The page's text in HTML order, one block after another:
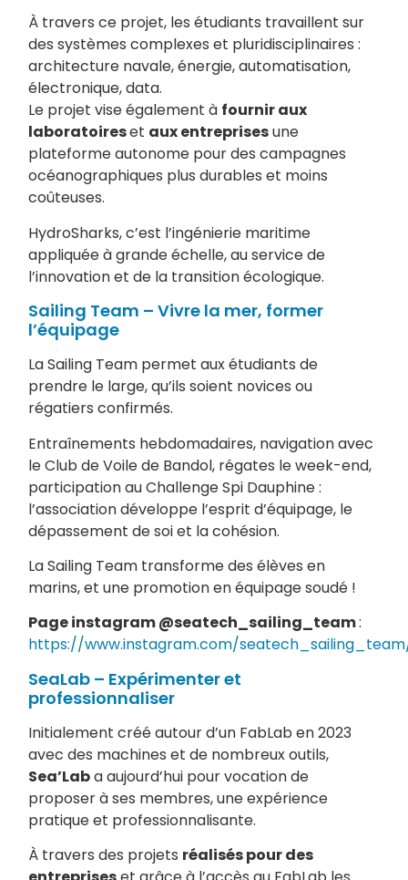
À travers ce projet, les étudiants travaillent sur
des systèmes complexes et pluridisciplinaires :
architecture navale, énergie, automatisation,
électronique, data.
Le projet vise également à fournir aux
laboratoireset aux entreprisesune
plateforme autonome pour des campagnes
océanographiques plus durables et moins
coûteuses.
HydroSharks, c’est l’ingénierie maritime
appliquée à grande échelle, au service de
l’innovation et de la transition écologique.
Sailing Team – Vivre la mer, former
l’équipage
La Sailing Team permet aux étudiants de
prendre le large, qu’ils soient novices ou
régatiers confirmés.
Entraînements hebdomadaires, navigation avec
le Club de Voile de Bandol, régates le week-end,
participation au Challenge Spi Dauphine :
l’association développe l’esprit d’équipage, le
dépassement de soi et la cohésion.
La Sailing Team transforme des élèves en
marins, et une promotion en équipage soudé !
Page instagram @seatech_sailing_team:
https://www.instagram.com/
SeaLab – Expérimenter et
professionnaliser
Initialement créé autour d’un FabLab en 2023
avec des machines et de nombreux outils,
Sea’Laba aujourd’hui pour vocation de
proposer à ses membres, une expérience
pratique et professionnalisante.
À travers des projets réalisés pour des